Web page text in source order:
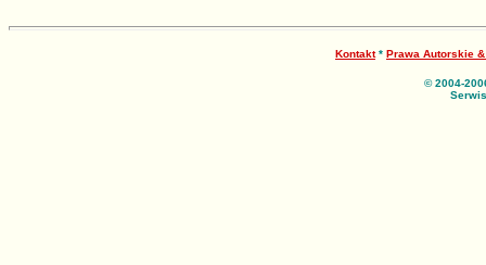
Kontakt* Prawa Autorskie &
© 2004-